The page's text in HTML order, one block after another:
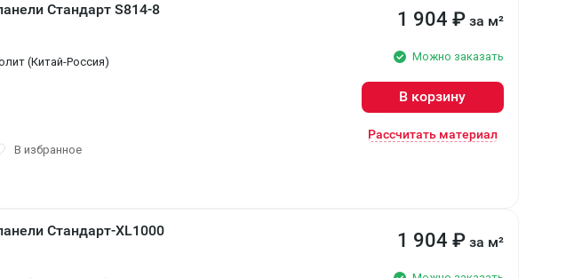
Стандарт S814-8
(Китай-Россия)
В избранное
1 904 ₽ за м²
Можно заказать
В корзину
Рассчитать материал
Стандарт-XL1000 1 904 ₽ за м²